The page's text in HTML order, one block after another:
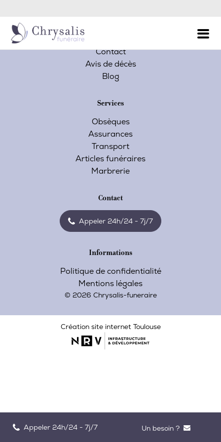
Contact
Avis de décès
Blog
Services
Obsèques
Assurances
Transport
Articles funéraires
Marbrerie
Contact
Appeler 24h/24 - 7j/7
Informations
Politique de confidentialité
Mentions légales
© 2026 Chrysalis-funeraire
Création site internet Toulouse
Appeler 24h/24 - 7j/7 Un besoin ?